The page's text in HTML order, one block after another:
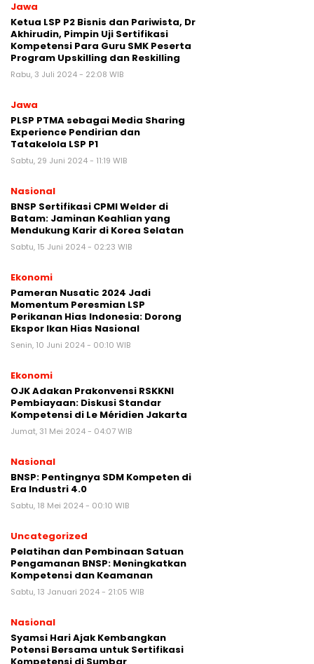
Jawa
Ketua LSP P2 Bisnis dan Pariwista, Dr
Akhirudin, Pimpin Uji Sertifikasi
Kompetensi Para Guru SMK Peserta
Program Upskilling dan Reskilling
Rabu, 3 Juli 2024 - 22:08 WIB
Jawa
PLSP PTMA sebagai Media Sharing
Experience Pendirian dan
Tatakelola LSP P1
Sabtu, 29 Juni 2024 - 11:19 WIB
Nasional
BNSP Sertifikasi CPMI Welder di
Batam: Jaminan Keahlian yang
Mendukung Karir di Korea Selatan
Sabtu, 15 Juni 2024 - 02:23 WIB
Ekonomi
Pameran Nusatic 2024 Jadi
Momentum Peresmian LSP
Perikanan Hias Indonesia: Dorong
Ekspor Ikan Hias Nasional
Senin, 10 Juni 2024 - 00:10 WIB
Ekonomi
OJK Adakan Prakonvensi RSKKNI
Pembiayaan: Diskusi Standar
Kompetensi di Le Méridien Jakarta
Jumat, 31 Mei 2024 - 04:07 WIB
Nasional
BNSP: Pentingnya SDM Kompeten di
Era Industri 4.0
Sabtu, 18 Mei 2024 - 00:10 WIB
Uncategorized
Pelatihan dan Pembinaan Satuan
Pengamanan BNSP: Meningkatkan
Kompetensi dan Keamanan
Sabtu, 13 Januari 2024 - 21:05 WIB
Nasional
Syamsi Hari Ajak Kembangkan
Potensi Bersama untuk Sertifikasi